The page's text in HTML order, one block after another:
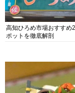
高知ひろめ市場おすすめ
ポットを徹底解剖